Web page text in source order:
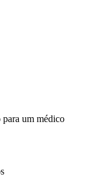
para um médico